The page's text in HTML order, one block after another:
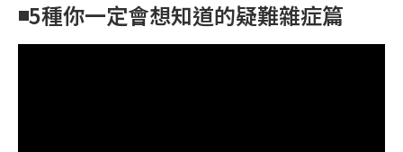
◾️5種你一定會想知道的疑難雜症篇